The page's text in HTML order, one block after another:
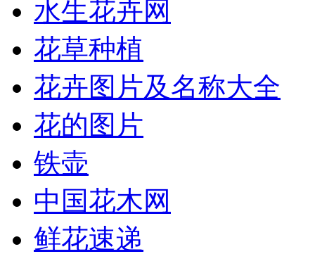
水生花卉网
花草种植
花卉图片及名称大全
花的图片
铁壶
中国花木网
鲜花速递